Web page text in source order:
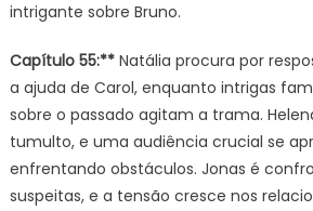
intrigante sobre Bruno.
Capítulo 55:**Natália procura por
a ajuda de Carol, enquanto intrigas
sobre o passado agitam a trama.
tumulto, e uma audiência crucial se
enfrentando obstáculos. Jonas é
suspeitas, e a tensão cresce nos